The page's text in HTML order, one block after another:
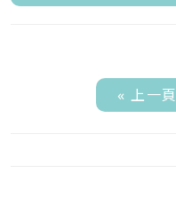
« 上一頁